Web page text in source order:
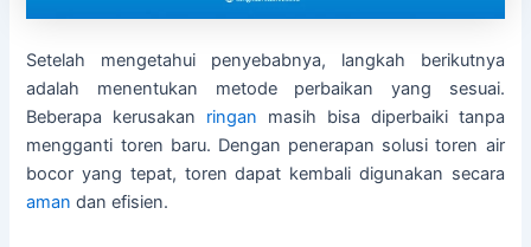
Setelah mengetahui penyebabnya, langkah berikutnya
adalah menentukan metode perbaikan yang sesuai.
Beberapa kerusakan ringan masih bisa diperbaiki tanpa
mengganti toren baru. Dengan penerapan solusi toren air
bocor yang tepat, toren dapat kembali digunakan secara
aman dan efisien.